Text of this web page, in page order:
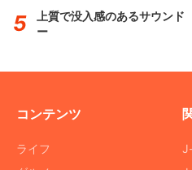
上質で没入感のあるサウン
ー
コンテンツ
ライフ